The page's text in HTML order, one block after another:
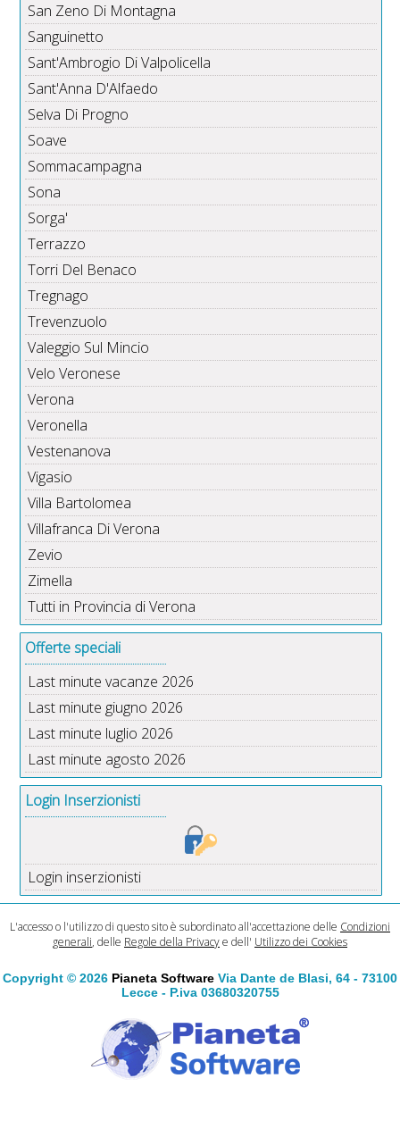
San Zeno Di Montagna
Sanguinetto
Sant'Ambrogio Di Valpolicella
Sant'Anna D'Alfaedo
Selva Di Progno
Soave
Sommacampagna
Sona
Sorga'
Terrazzo
Torri Del Benaco
Tregnago
Trevenzuolo
Valeggio Sul Mincio
Velo Veronese
Verona
Veronella
Vestenanova
Vigasio
Villa Bartolomea
Villafranca Di Verona
Zevio
Zimella
Tutti in Provincia di Verona
Offerte speciali
Last minute vacanze 2026
Last minute giugno 2026
Last minute luglio 2026
Last minute agosto 2026
Login Inserzionisti
Login inserzionisti
L'accesso o l'utilizzo di questo sito è subordinato all'accettazione delle Condizioni
generali, delle Regole della Privacye dell' Utilizzo dei Cookies
Copyright © 2026 Pianeta Software Via Dante de Blasi, 64 - 73100
Lecce - P.iva 03680320755